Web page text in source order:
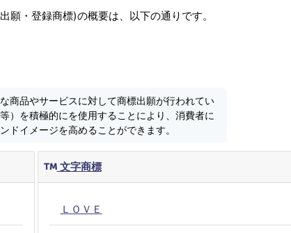
・登録商標)の概要は、以下の通りです。
商品やサービスに対して商標出願が行われてい
）を積極的にを使用することにより、消費者に
ドイメージを高めることができます。
文字商標
ＬＯＶＥ